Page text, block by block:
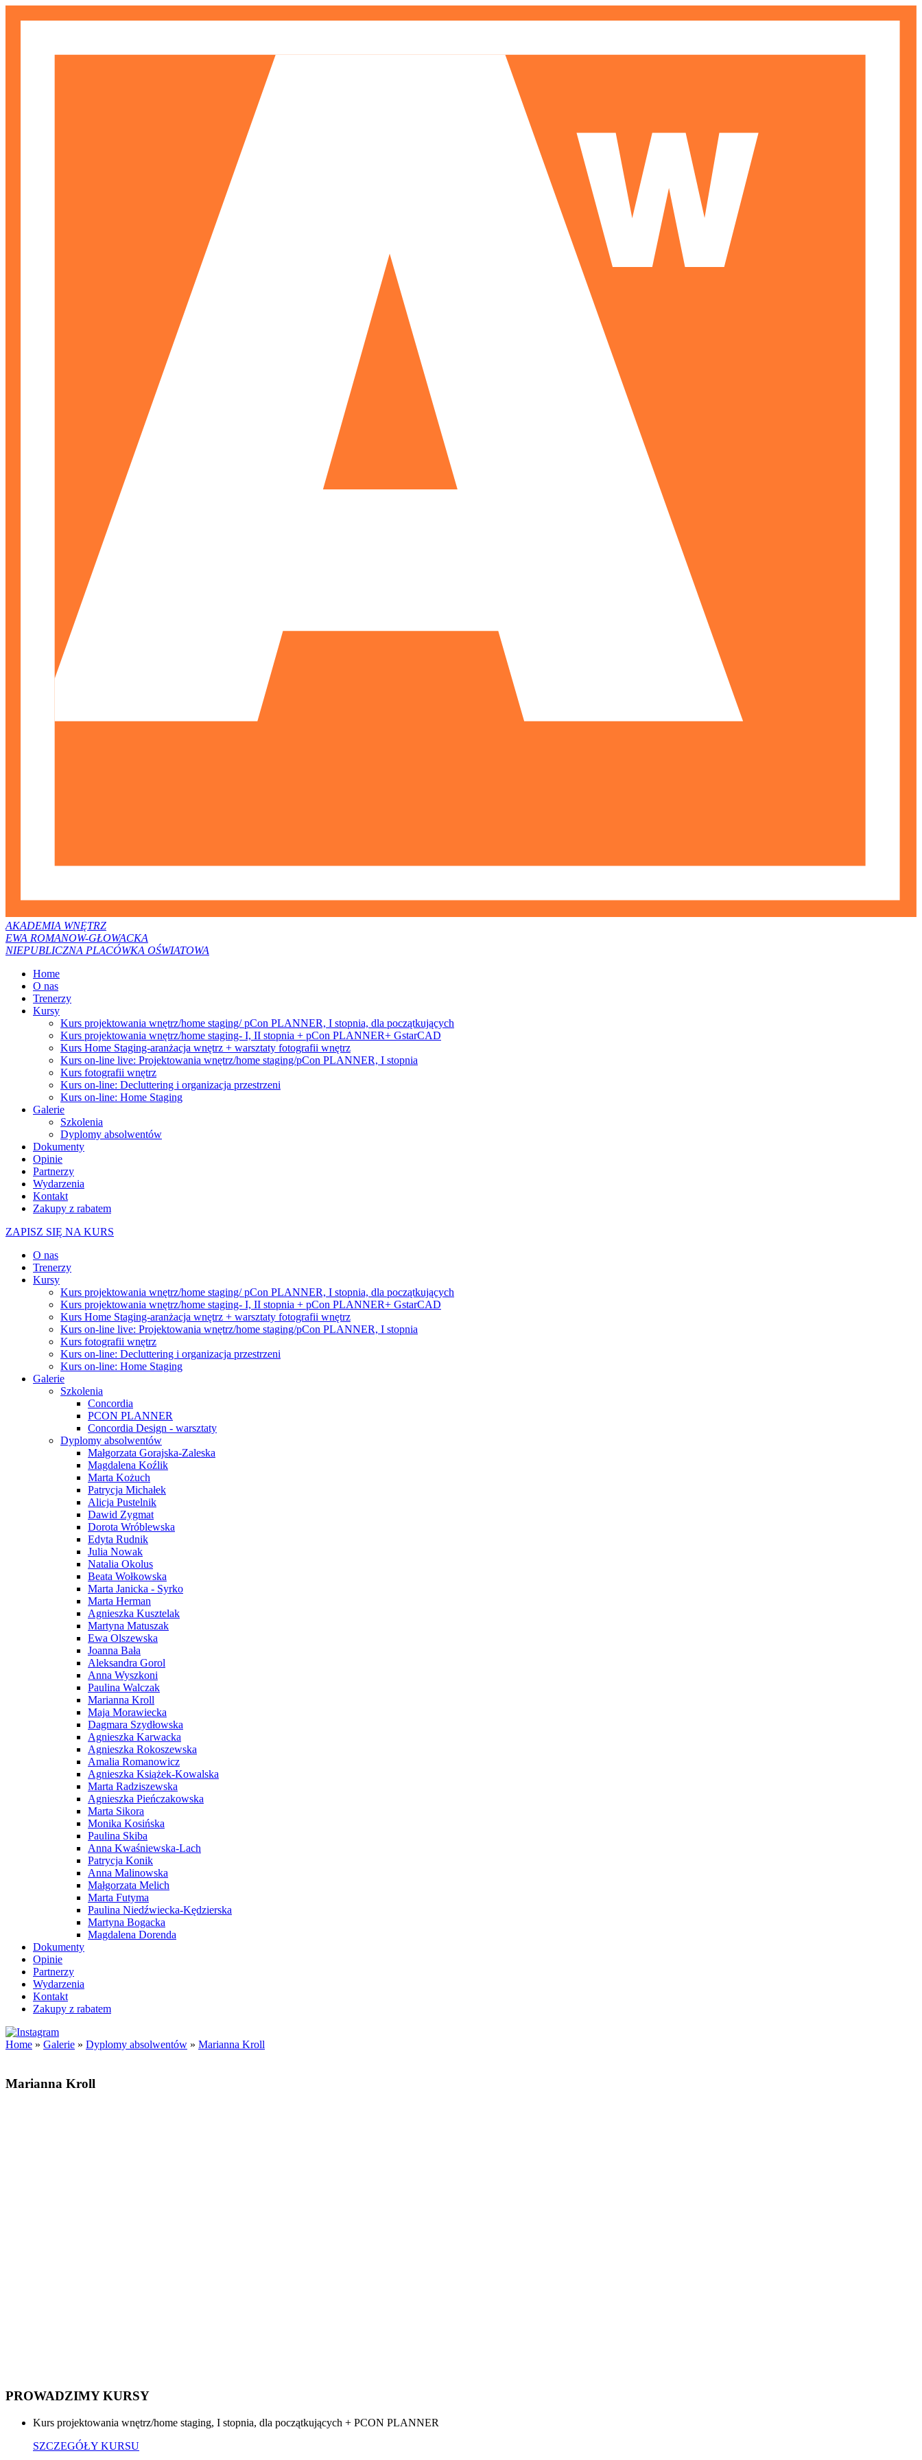
AKADEMIA WNĘTRZ
EWA ROMANOW-GŁOWACKA
NIEPUBLICZNA PLACÓWKA OŚWIATOWA
Home
O nas
Trenerzy
Kursy
Kurs projektowania wnętrz/home staging/ pCon PLANNER, I stopnia, dla początkujących
Kurs projektowania wnętrz/home staging- I, II stopnia + pCon PLANNER+ GstarCAD
Kurs Home Staging-aranżacja wnętrz + warsztaty fotografii wnętrz
Kurs on-line live: Projektowania wnętrz/home staging/pCon PLANNER, I stopnia
Kurs fotografii wnętrz
Kurs on-line: Decluttering i organizacja przestrzeni
Kurs on-line: Home Staging
Galerie
Szkolenia
Dyplomy absolwentów
Dokumenty
Opinie
Partnerzy
Wydarzenia
Kontakt
Zakupy z rabatem
ZAPISZ SIĘ NA KURS
O nas
Trenerzy
Kursy
Kurs projektowania wnętrz/home staging/ pCon PLANNER, I stopnia, dla początkujących
Kurs projektowania wnętrz/home staging- I, II stopnia + pCon PLANNER+ GstarCAD
Kurs Home Staging-aranżacja wnętrz + warsztaty fotografii wnętrz
Kurs on-line live: Projektowania wnętrz/home staging/pCon PLANNER, I stopnia
Kurs fotografii wnętrz
Kurs on-line: Decluttering i organizacja przestrzeni
Kurs on-line: Home Staging
Galerie
Szkolenia
Concordia
PCON PLANNER
Concordia Design - warsztaty
Dyplomy absolwentów
Małgorzata Gorajska-Zaleska
Magdalena Koźlik
Marta Kożuch
Patrycja Michałek
Alicja Pustelnik
Dawid Zygmat
Dorota Wróblewska
Edyta Rudnik
Julia Nowak
Natalia Okolus
Beata Wołkowska
Marta Janicka - Syrko
Marta Herman
Agnieszka Kusztelak
Martyna Matuszak
Ewa Olszewska
Joanna Bała
Aleksandra Gorol
Anna Wyszkoni
Paulina Walczak
Marianna Kroll
Maja Morawiecka
Dagmara Szydłowska
Agnieszka Karwacka
Agnieszka Rokoszewska
Amalia Romanowicz
Agnieszka Książek-Kowalska
Marta Radziszewska
Agnieszka Pieńczakowska
Marta Sikora
Monika Kosińska
Paulina Skiba
Anna Kwaśniewska-Lach
Patrycja Konik
Anna Malinowska
Małgorzata Melich
Marta Futyma
Paulina Niedźwiecka-Kędzierska
Martyna Bogacka
Magdalena Dorenda
Dokumenty
Opinie
Partnerzy
Wydarzenia
Kontakt
Zakupy z rabatem
Home » Galerie » Dyplomy absolwentów » Marianna Kroll
Marianna Kroll
PROWADZIMY KURSY
Kurs projektowania wnętrz/home staging, I stopnia, dla początkujących + PCON PLANNER
SZCZEGÓŁY KURSU